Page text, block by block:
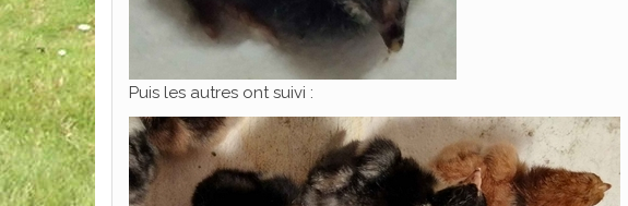
Puis les autres ont suivi :